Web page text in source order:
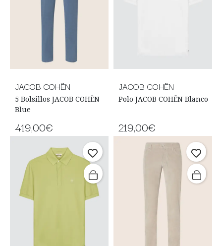
JACOB COHËN
5 Bolsillos JACOB COHËN
Blue
419,00€
JACOB COHËN
Polo JACOB COHËN Blanco
219,00€